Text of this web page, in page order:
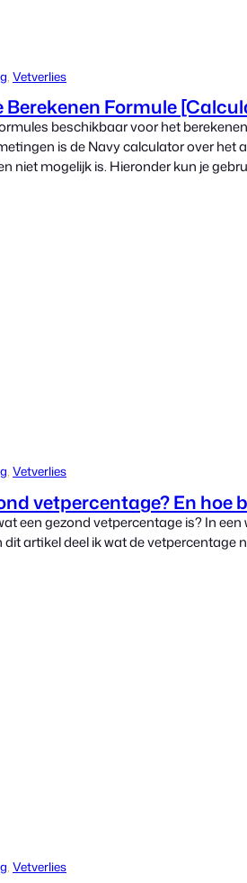
, Vetverlies
Formule
beschikbaar voor het
is de Navy calculator over
niet mogelijk is. Hieronder kun je
, Vetverlies
vetpercentage? En hoe
een gezond vetpercentage is? In
dit artikel deel ik wat de
, Vetverlies